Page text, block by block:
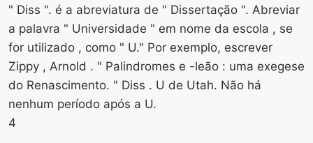
" Diss ". é a abreviatura de " Dissertação ". Abreviar
a palavra " Universidade " em nome da escola , se
for utilizado , como " U." Por exemplo, escrever
Zippy , Arnold . " Palindromes e -leão : uma exegese
do Renascimento. " Diss . U de Utah. Não há
nenhum período após a U.
4